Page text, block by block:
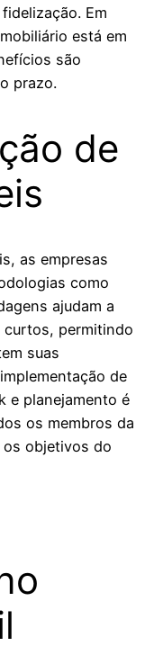
Em
está em
são
prazo.
de
as empresas
como
ajudam a
permitindo
suas
de
e planejamento é
os membros da
os objetivos do